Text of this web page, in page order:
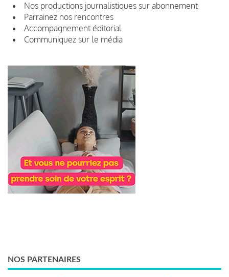
Nos productions journalistiques sur abonnement
Parrainez nos rencontres
Accompagnement éditorial
Communiquez sur le média
NOS PARTENAIRES